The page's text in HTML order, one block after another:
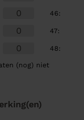
46:
47:
48:
(nog) niet